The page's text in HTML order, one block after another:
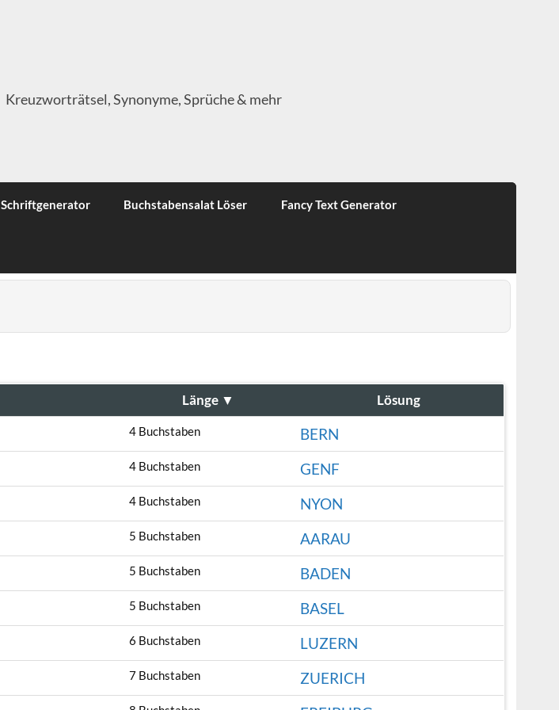
Kreuzworträtsel, Synonyme, Sprüche & mehr
Schriftgenerator Buchstabensalat Löser Fancy Text Generator
Länge ▼ Lösung
4 Buchstaben
BERN
4 Buchstaben
GENF
4 Buchstaben
NYON
5 Buchstaben
AARAU
5 Buchstaben
BADEN
5 Buchstaben
BASEL
6 Buchstaben
LUZERN
7 Buchstaben
ZUERICH